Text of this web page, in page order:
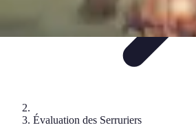
Évaluation des Serruriers